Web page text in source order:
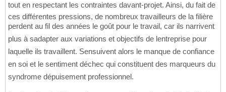
tout en respectant les contraintes davant-projet. Ainsi, du fait de
ces différentes pressions, de nombreux travailleurs de la filière
perdent au fil des années le goût pour le travail, car ils narrivent
plus à sadapter aux variations et objectifs de lentreprise pour
laquelle ils travaillent. Sensuivent alors le manque de confiance
en soi et le sentiment déchec qui constituent des marqueurs du
syndrome dépuisement professionnel.